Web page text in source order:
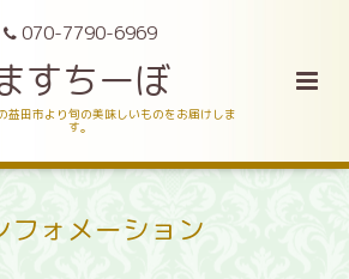
070-7790-6969
すちーぼ
益田市より旬の美味しいものをお届けしま
す。
フォメーション